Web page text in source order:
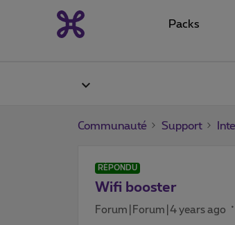
Packs
Communauté Support
RÉPONDU
Wifi booster
Forum|Forum|4 years ago